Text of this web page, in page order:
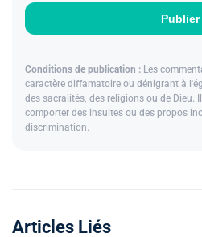
Publier
Conditions de publication : Les
caractère diffamatoire ou dénigrant à
des sacralités, des religions ou de Dieu.
comporter des insultes ou des propos
discrimination.
Articles Liés